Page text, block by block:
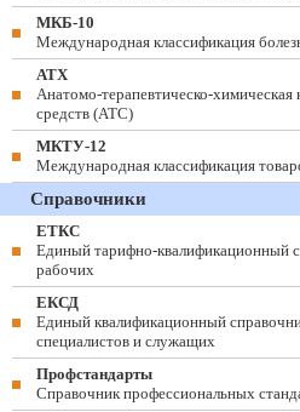
МКБ-10
Международная классификация
АТХ
Анатомо-терапевтическо-химическая
средств (ATC)
МКТУ-12
Международная классификация
Справочники
ЕТКС
Единый тарифно-квалификационный
рабочих
ЕКСД
Единый квалификационный
специалистов и служащих
Профстандарты
Справочник профессиональных